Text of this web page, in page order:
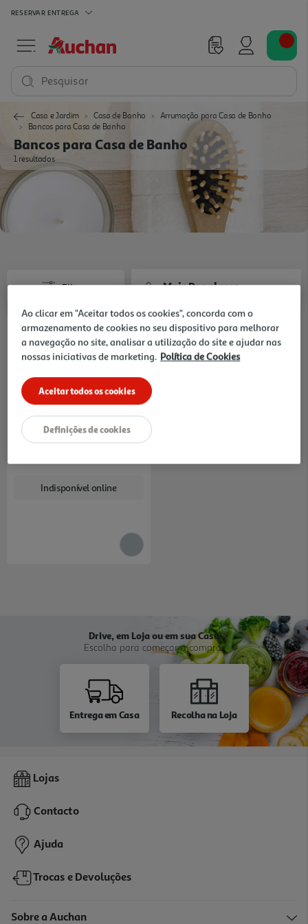
RESERVAR ENTREGA
Pesquisar
Casa e Jardim Casa de Banho
Arrumação para Casa de Banho
Bancos para Casa de Banho
Bancos para Casa de Banho
1 resultados
Filtros Mais Populares
Banco Actuel Em Plástico
Branco 36x25x13cm
7.99 €/un
Indisponível online
Drive, em Loja ou em sua Casa
Escolha para começar a comprar
Entrega em Casa Recolha na Loja
Lojas
Contacto
Ajuda
Trocas e Devoluções
Sobre a Auchan
Ao clicar em "Aceitar todos os cookies", concorda com o
armazenamento de cookies no seu dispositivo para melhorar
a navegação no site, analisar a utilização do site e ajudar nas
nossas iniciativas de marketing. Política de Cookies
Aceitar todos os cookies
Definições de cookies